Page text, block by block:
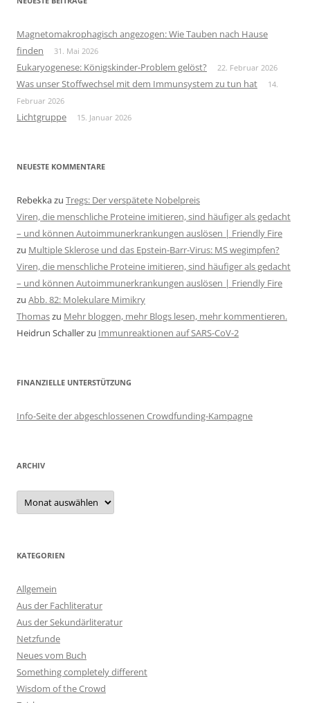
Magnetomakrophagisch angezogen: Wie Tauben nach Hause
finden
31. Mai 2026
Eukaryogenese: Königskinder-Problem gelöst? 22. Februar 2026
Was unser Stoffwechsel mit dem Immunsystem zu tun hat
14.
Februar 2026
Lichtgruppe 15. Januar 2026
NEUESTE KOMMENTARE
Rebekkazu Tregs: Der verspätete Nobelpreis
Viren, die menschliche Proteine imitieren, sind häufiger als gedacht
– und können Autoimmunerkrankungen auslösen | Friendly Fire
zu Multiple Sklerose und das Epstein-Barr-Virus: MS wegimpfen?
Viren, die menschliche Proteine imitieren, sind häufiger als gedacht
– und können Autoimmunerkrankungen auslösen | Friendly Fire
zu Abb. 82: Molekulare Mimikry
Thomaszu Mehr bloggen, mehr Blogs lesen, mehr kommentieren.
Heidrun Schallerzu Immunreaktionen auf SARS-CoV-2
FINANZIELLE UNTERSTÜTZUNG
Info-Seite der abgeschlossenen Crowdfunding-Kampagne
ARCHIV
Archiv
KATEGORIEN
Allgemein
Aus der Fachliteratur
Aus der Sekundärliteratur
Netzfunde
Neues vom Buch
Something completely different
Wisdom of the Crowd